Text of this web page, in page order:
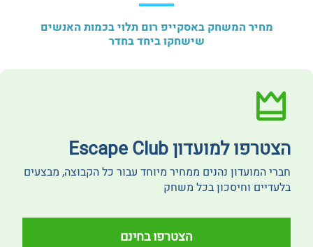
מחיר המשחק באסקייפ רום תלוי בכמות האנשים
שישחקו ביחד בחדר
הצטרפו למועדון Escape Club
חברי המועדון נהנים ממחיר מיוחד עבור כל הקבוצה, מבצעים
בלעדיים וחיסכון בכל משחק
הצטרפו בחינם